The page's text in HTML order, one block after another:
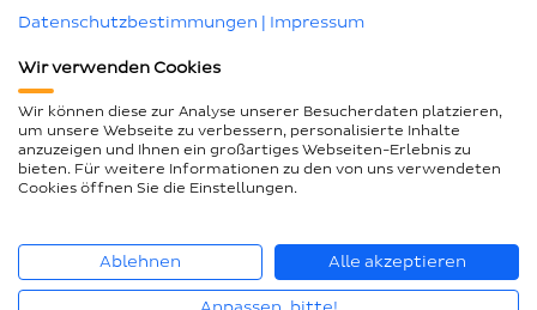
Zum Seitenanfang
Impressum
Datenschutz
Geschlechtergerechte Sprache
Barrierefreiheitserklärung
Seitenübersicht
Cookie Einstellungen ändern
© Piepenbrock Service GmbH + Co. KG 2026
Datenschutzbestimmungen | Impressum
Wir verwenden Cookies
Wir können diese zur Analyse unserer Besucherdaten platzieren,
um unsere Webseite zu verbessern, personalisierte Inhalte
anzuzeigen und Ihnen ein großartiges Webseiten-Erlebnis zu
bieten. Für weitere Informationen zu den von uns verwendeten
Cookies öffnen Sie die Einstellungen.
Ablehnen Alle akzeptieren